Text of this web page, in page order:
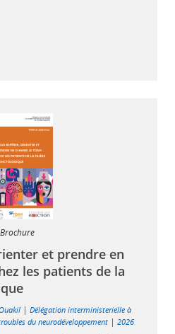
Brochure
et prendre en
les patients de la
| Délégation interministerielle à
du neurodéveloppement | 2026